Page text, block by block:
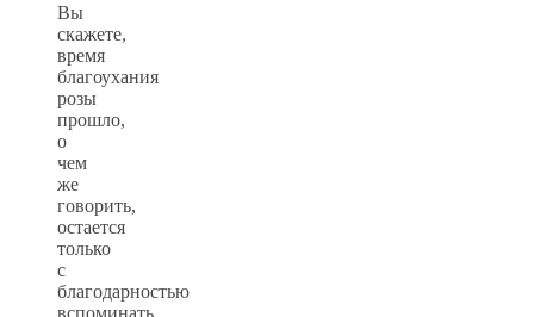
Вы
скажете,
время
благоухания
розы
прошло,
о
чем
же
говорить,
остается
только
с
благодарностью
вспоминать,